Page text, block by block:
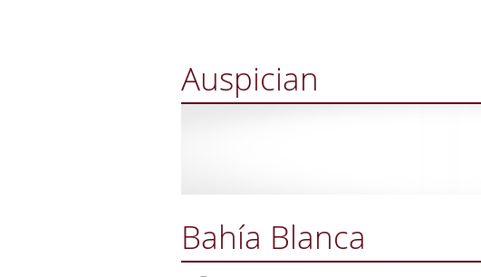
Auspician
Bahía Blanca